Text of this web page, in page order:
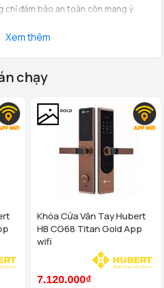
chỉ đảm bảo an toàn còn mang ý
điều khiển từ xa bằng điện thoại
có khóa xịn....
Xem thêm
chạy
Khóa Cửa Vân Tay Hubert
HB CG68 Titan Gold App
wifi
7.120.000₫